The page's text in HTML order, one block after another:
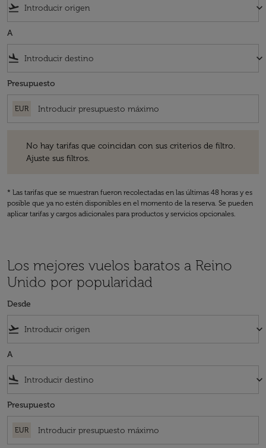
flight_takeoff keyboard_arrow_down
A
flight_land keyboard_arrow_down
Presupuesto
EUR
No hay tarifas que coincidan con sus criterios de filtro.
Ajuste sus filtros.
* Las tarifas que se muestran fueron recolectadas en las últimas 48 horas y es
posible que ya no estén disponibles en el momento de la reserva. Se pueden
aplicar tarifas y cargos adicionales para productos y servicios opcionales.
Los mejores vuelos baratos a Reino
Unido por popularidad
Desde
flight_takeoff keyboard_arrow_down
A
flight_land keyboard_arrow_down
Presupuesto
EUR